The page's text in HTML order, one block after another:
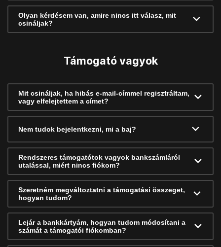
Olyan kérdésem van, amire nincs itt válasz, mit
csináljak?
Támogató vagyok
Mit csináljak, ha hibás e-mail-címmel regisztráltam,
vagy elfelejtettem a címet?
Nem tudok bejelentkezni, mi a baj?
Rendszeres támogatótok vagyok bankszámláról
utalással, miért nincs fiókom?
Szeretném megváltoztatni a támogatási összeget,
hogyan tudom?
Lejár a bankkártyám, hogyan tudom módosítani a
számát a támogatói fiókomban?